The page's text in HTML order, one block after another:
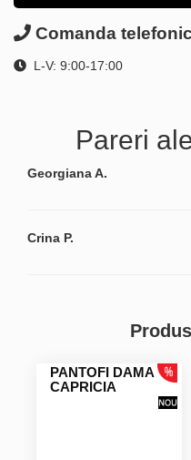
Comanda
L-V: 9:00-17:00
Pareri
Georgiana A.
Crina P.
PANTOFI DAMA
CAPRICIA